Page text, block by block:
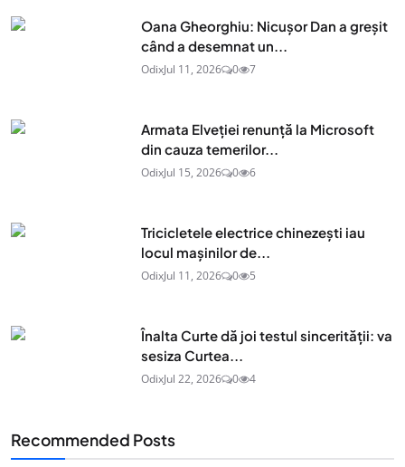
Oana Gheorghiu: Nicușor Dan a greșit
când a desemnat un...
OdixJul 11, 2026 0 7
Armata Elveției renunță la Microsoft
din cauza temerilor...
OdixJul 15, 2026 0 6
Tricicletele electrice chinezești iau
locul mașinilor de...
OdixJul 11, 2026 0 5
Înalta Curte dă joi testul sincerității: va
sesiza Curtea...
OdixJul 22, 2026 0 4
Recommended Posts